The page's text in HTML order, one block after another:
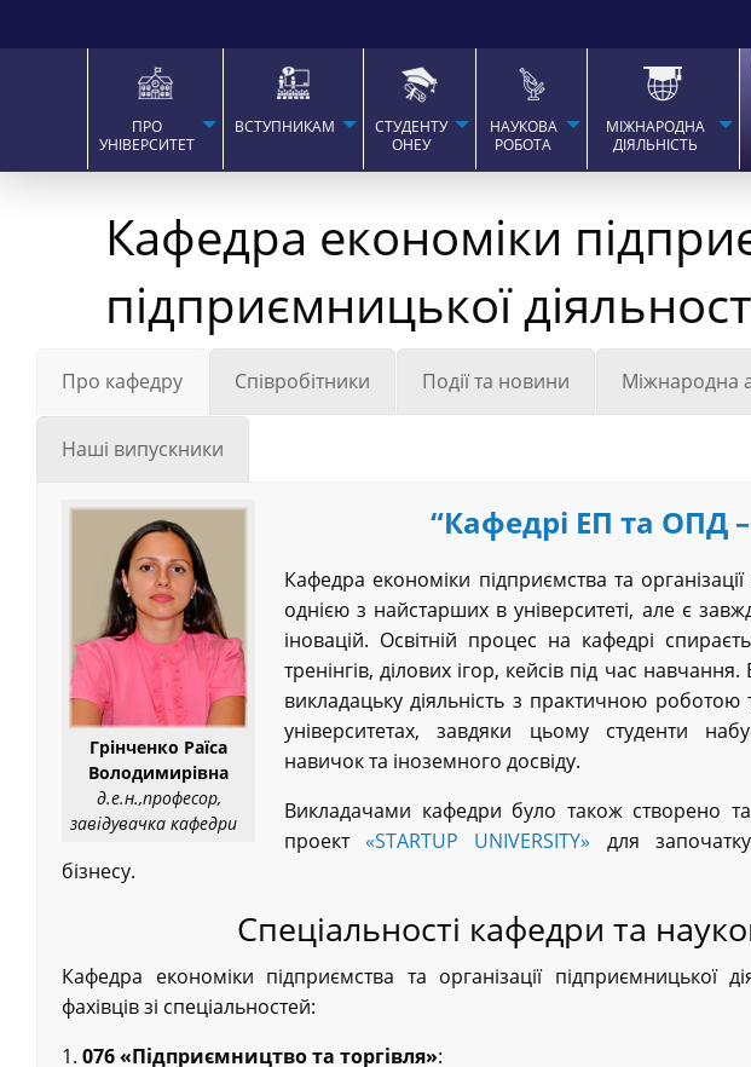
ПРО
УНІВЕРСИТЕТ
ВСТУПНИКАМ
СТУДЕНТУ
ОНЕУ
НАУКОВА
РОБОТА
МІЖНАРОДНА
ДІЯЛЬНІСТЬ
Кафедра економіки
підприємницької
Про кафедру Співробітники Події та новини Міжнародна
Наші випускники
Грінченко Раїса
Володимирівна
д.е.н.,професор,
завідувачка кафедри
“Кафедрі ЕП та ОПД –
Кафедра економіки підприємства та
однією з найстарших в університеті, але є
іновацій. Освітній процес на кафедрі
тренінгів, ділових ігор, кейсів під час
викладацьку діяльність з практичною
університетах, завдяки цьому студенти
навичок та іноземного досвіду.
Викладачами кафедри було також створено
проект«STARTUP UNIVERSITY» для
бізнесу.
Спеціальності кафедри та
Кафедра економіки підприємства та організації підприємницької
фахівців зі спеціальностей:
1. 076 «Підприємництво та торгівля»: